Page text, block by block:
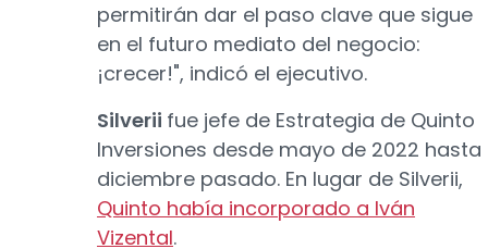
permitirán dar el paso clave que sigue
en el futuro mediato del negocio:
¡crecer!", indicó el ejecutivo.
Silverii fue jefe de Estrategia de Quinto
Inversiones desde mayo de 2022 hasta
diciembre pasado. En lugar de Silverii,
Quinto había incorporado a Iván
Vizental.